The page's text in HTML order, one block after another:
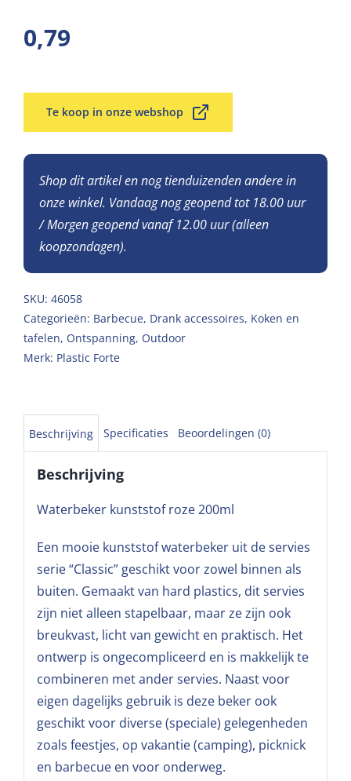
0,79
Te koop in onze webshop
Shop dit artikel en nog tienduizenden andere in
onze winkel. Vandaag nog geopend tot 18.00 uur
/ Morgen geopend vanaf 12.00 uur (alleen
koopzondagen).
SKU: 46058
Categorieën: Barbecue, Drank accessoires, Koken en
tafelen, Ontspanning, Outdoor
Merk: Plastic Forte
Beschrijving Specificaties Beoordelingen (0)
Beschrijving
Waterbeker kunststof roze 200ml
Een mooie kunststof waterbeker uit de servies
serie “Classic” geschikt voor zowel binnen als
buiten. Gemaakt van hard plastics, dit servies
zijn niet alleen stapelbaar, maar ze zijn ook
breukvast, licht van gewicht en praktisch. Het
ontwerp is ongecompliceerd en is makkelijk te
combineren met ander servies. Naast voor
eigen dagelijks gebruik is deze beker ook
geschikt voor diverse (speciale) gelegenheden
zoals feestjes, op vakantie (camping), picknick
en barbecue en voor onderweg.